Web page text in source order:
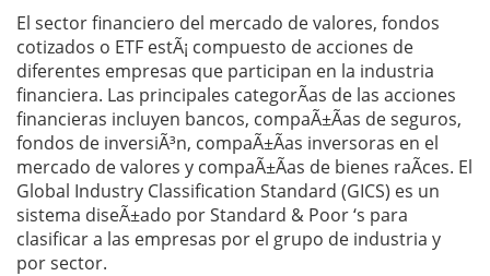
El sector financiero del mercado de valores, fondos
cotizados o ETF estÃ¡ compuesto de acciones de
diferentes empresas que participan en la industria
financiera. Las principales categorÃ­as de las acciones
financieras incluyen bancos, compaÃ±Ã­as de seguros,
fondos de inversiÃ³n, compaÃ±Ã­as inversoras en el
mercado de valores y compaÃ±Ã­as de bienes raÃ­ces. El
Global Industry Classification Standard (GICS) es un
sistema diseÃ±ado por Standard & Poor ‘s para
clasificar a las empresas por el grupo de industria y
por sector.